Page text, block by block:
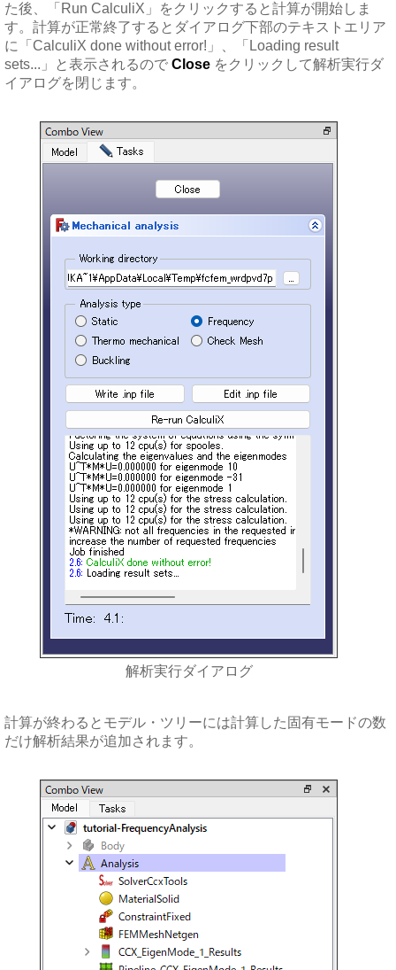
た後、「Run CalculiX」をクリックすると計算が開始しま
す。計算が正常終了するとダイアログ下部のテキストエリア
に「CalculiX done without error!」、「Loading result
sets...」と表示されるので Close をクリックして解析実行ダ
イアログを閉じます。
解析実行ダイアログ
計算が終わるとモデル・ツリーには計算した固有モードの数
だけ解析結果が追加されます。